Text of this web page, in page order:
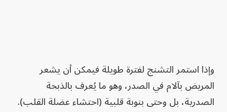
وإذا استمر التشنج لفترة طويلة فيمكن أن يشعر
المريض بآلام في الصدر، وهو ما يُعرف بالذبحة
الصدرية، بل وحتى بنوبة قلبية (احتشاء عضلة القلب).